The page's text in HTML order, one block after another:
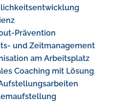
Prävention
und Zeitmanagement
am Arbeitsplatz
Coaching mit Lösung